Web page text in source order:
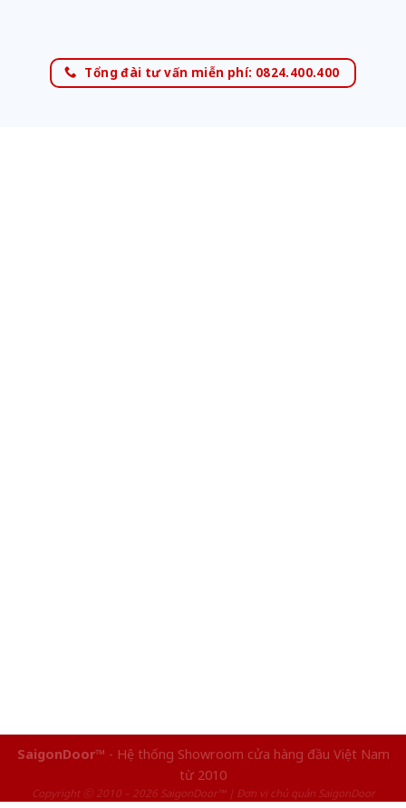
Tổng đài tư vấn miễn phí: 0824.400.400
SaigonDoor™ - Hệ thống Showroom cửa hàng đầu Việt Nam
từ 2010
Copyright ⓒ 2010 – 2026 SaigonDoor™ | Đơn vị chủ quản SaigonDoor